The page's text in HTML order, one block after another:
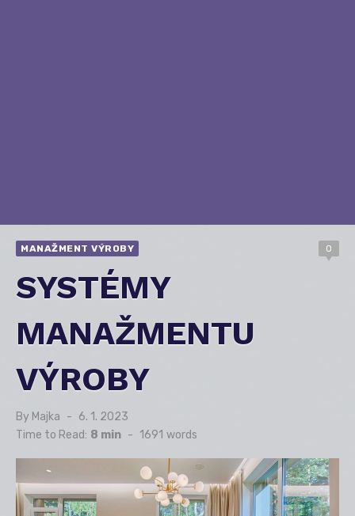
MANAŽMENT VÝROBY 0
SYSTÉMY
MANAŽMENTU
VÝROBY
By Majka
Posted
on
6. 1. 2023
Time to Read: 8 min - 1691 words